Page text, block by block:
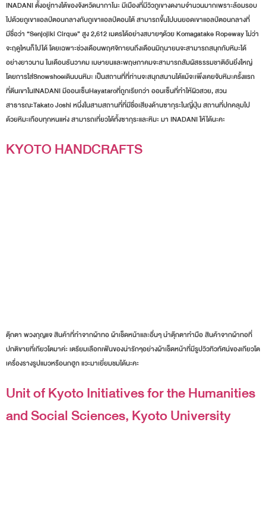
INADANI ตั้งอยู่ทางใต้ของจังหวัดนากาโนะ มีเมืองที่มีวิวภูเขางดงามจำนวนมากเพราะล้อมรอบ
ไปด้วยภูเขาแอลป์ตอนกลางกับภูเขาแอลป์ตอนใต้ สามารถขึ้นไปบนยอดเขาแอลป์ตอนกลางที่
มีชื่อว่า “Senjojiki Cirque” สูง 2,612 เมตรได้อย่างสบายๆด้วย Komagatake Ropeway ไม่ว่า
จะฤดูไหนก็ไปได้ โดยเฉพาะช่วงเดือนพฤศจิกายนถึงเดือนมิถุนายนจะสามารถสนุกกับหิมะได้
อย่างยาวนาน ในเดือนธันวาคม เมษายนและพฤษภาคมจะสามารถสัมผัสธรรมชาติอันยิ่งใหญ่
โดยการใส่Snowshoeเดินบนหิมะ เป็นสถานที่ที่ท่านจะสนุกสนานได้แม้จะเพิ่งเคยจับหิมะครั้งแรก
ที่ตีนเขาในINADANI มีออนเซ็นHayataroที่ถูกเรียกว่า ออนเซ็นที่ทำให้ผิวสวย, สวน
สาธารณะTakato Joshi หนึ่งในสามสถานที่ที่มีชื่อเสียงด้านซากุระในญี่ปุ่น สถานที่ปกคลุมไป
ด้วยหิมะเกือบทุกหนแห่ง สามารถเที่ยวได้ทั้งซากุระและหิมะ มา INADANI ให้ได้นะคะ
KYOTO HANDCRAFTS
ตุ๊กตา พวงกุญแจ สินค้าที่ทำจากผ้าทอ ผ้าเช็ดหน้าและอื่นๆ นำตุ๊กตาทำมือ สินค้าจากผ้าทอที่
ปกติขายที่เกียวโตมาค่ะ เตรียมเลือกเฟ้นของน่ารักๆอย่างผ้าเช็ดหน้าที่มีรูปวิวทิวทัศน์ของเกียวโต
เครื่องรางรูปแมวหรือนกฮูก แวะมาเยี่ยมชมได้นะคะ
Unit of Kyoto Initiatives for the Humanities
and Social Sciences, Kyoto University